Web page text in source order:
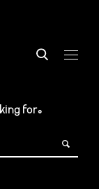
for.